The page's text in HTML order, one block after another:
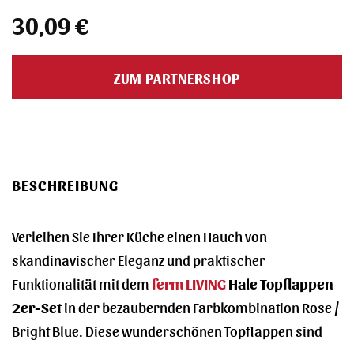
30,09€
ZUM PARTNERSHOP
BESCHREIBUNG
Verleihen Sie Ihrer Küche einen Hauch von
skandinavischer Eleganz und praktischer
Funktionalität mit demferm LIVINGHale Topflappen
2er-Setin der bezaubernden Farbkombination Rose /
Bright Blue. Diese wunderschönen Topflappen sind